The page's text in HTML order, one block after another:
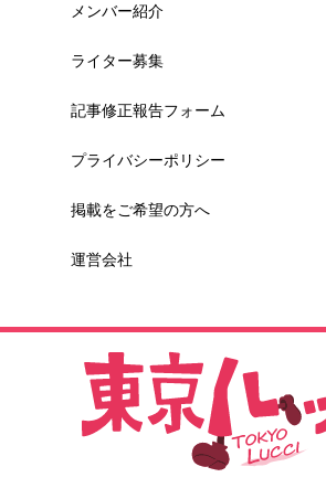
メンバー紹介
ライター募集
記事修正報告フォーム
プライバシーポリシー
掲載をご希望の方へ
運営会社